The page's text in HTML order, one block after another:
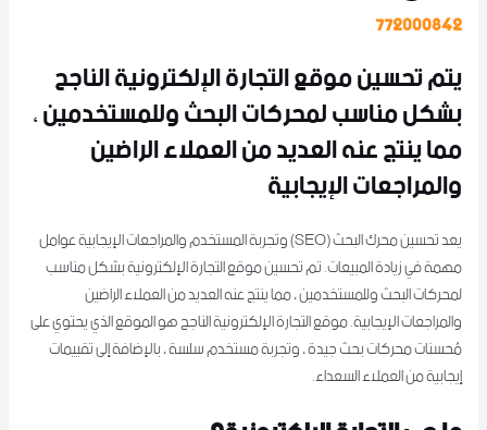
772000842
يتم تحسين موقع التجارة الإلكترونية الناجح
بشكل مناسب لمحركات البحث وللمستخدمين ،
مما ينتج عنه العديد من العملاء الراضين
والمراجعات الإيجابية
يعد تحسين محرك البحث (SEO) وتجربة المستخدم والمراجعات الإيجابية عوامل
مهمة في زيادة المبيعات. تم تحسين موقع التجارة الإلكترونية بشكل مناسب
لمحركات البحث وللمستخدمين ، مما ينتج عنه العديد من العملاء الراضين
والمراجعات الإيجابية. موقع التجارة الإلكترونية الناجح هو الموقع الذي يحتوي على
مُحسنات محركات بحث جيدة ، وتجربة مستخدم سلسة ، بالإضافة إلى تقييمات
إيجابية من العملاء السعداء.